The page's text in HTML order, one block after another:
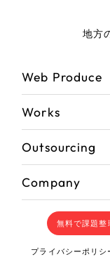
地方
Web Produce
Works
Outsourcing
Company
無料で課題整
プライバシーポリシ